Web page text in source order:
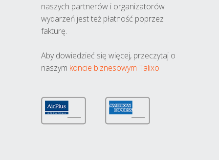
naszych partnerów i organizatorów
wydarzeń jest też płatność poprzez
fakturę.
Aby dowiedzieć się więcej, przeczytaj o
naszym koncie biznesowym Talixo